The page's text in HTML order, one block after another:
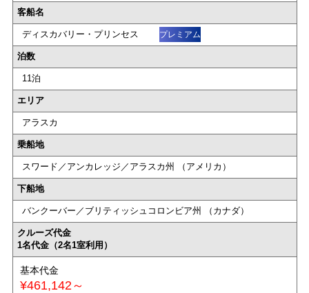
客船名
ディスカバリー・プリンセス プレミアム
泊数
11泊
エリア
アラスカ
乗船地
スワード／アンカレッジ／アラスカ州 （アメリカ）
下船地
バンクーバー／ブリティッシュコロンビア州 （カナダ）
クルーズ代金
1名代金（2名1室利用）
基本代金
¥461,142～